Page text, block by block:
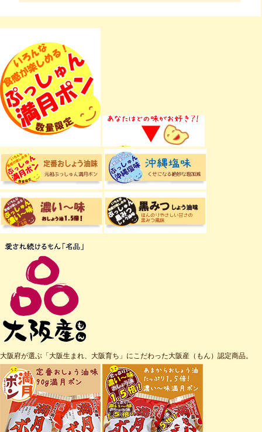
大阪府が選ぶ「大阪生まれ、大阪育ち」にこだわった大阪産（もん）認定商品。